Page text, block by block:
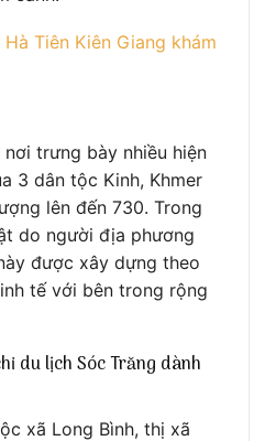
Tiên Kiên Giang khám
trưng bày nhiều hiện
3 dân tộc Kinh, Khmer
lên đến 730. Trong
do người địa phương
được xây dựng theo
tế với bên trong rộng
du lịch Sóc Trăng dành
xã Long Bình, thị xã